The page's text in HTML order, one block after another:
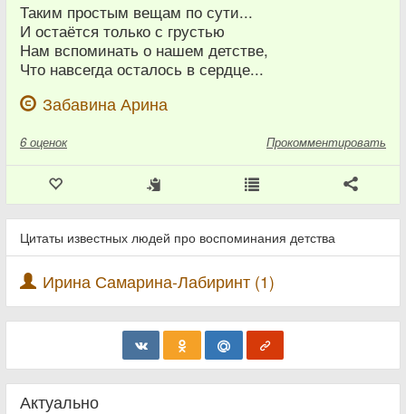
Таким простым вещам по сути...
И остаётся только с грустью
Нам вспоминать о нашем детстве,
Что навсегда осталось в сердце...
Забавина Арина
6 оценок Прокомментировать
Цитаты известных людей про воспоминания детства
Ирина Самарина-Лабиринт (1)
Актуально